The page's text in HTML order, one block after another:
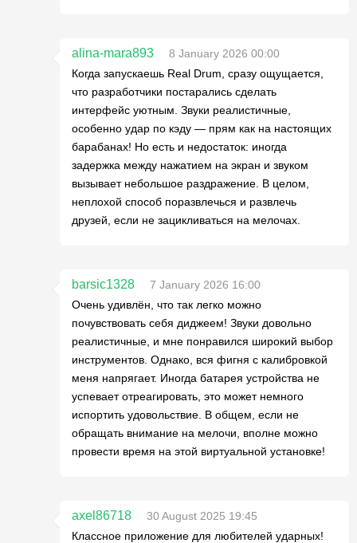
alina-mara893
8 January 2026 00:00
Когда запускаешь Real Drum, сразу ощущается,
что разработчики постарались сделать
интерфейс уютным. Звуки реалистичные,
особенно удар по кэду — прям как на настоящих
барабанах! Но есть и недостаток: иногда
задержка между нажатием на экран и звуком
вызывает небольшое раздражение. В целом,
неплохой способ поразвлечься и развлечь
друзей, если не зацикливаться на мелочах.
barsic1328
7 January 2026 16:00
Очень удивлён, что так легко можно
почувствовать себя диджеем! Звуки довольно
реалистичные, и мне понравился широкий выбор
инструментов. Однако, вся фигня с калибровкой
меня напрягает. Иногда батарея устройства не
успевает отреагировать, это может немного
испортить удовольствие. В общем, если не
обращать внимание на мелочи, вполне можно
провести время на этой виртуальной установке!
axel86718
30 August 2025 19:45
Классное приложение для любителей ударных!